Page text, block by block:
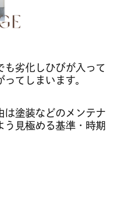
も劣化しひびが入って
てしまいます。
は塗装などのメンテナ
う見極める基準・時期